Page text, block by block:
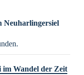
Neuharlingersiel
im Wandel der Zeit